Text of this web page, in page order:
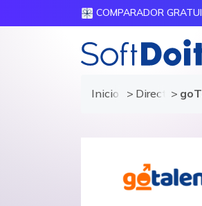
COMPARADOR
Inicio Directorio de